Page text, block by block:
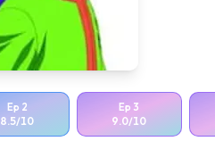
Ep 2
8.5/10
Ep 3
9.0/10